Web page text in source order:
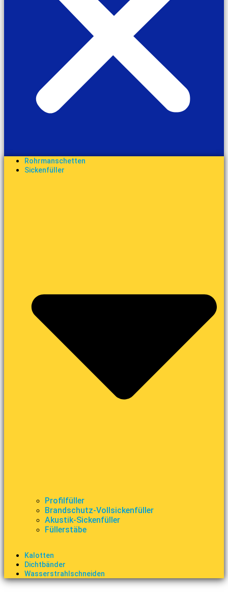
Rohrmanschetten
Sickenfüller
Profilfüller
Brandschutz-Vollsickenfüller
Akustik-Sickenfüller
Füllerstäbe
Kalotten
Dichtbänder
Wasserstrahlschneiden